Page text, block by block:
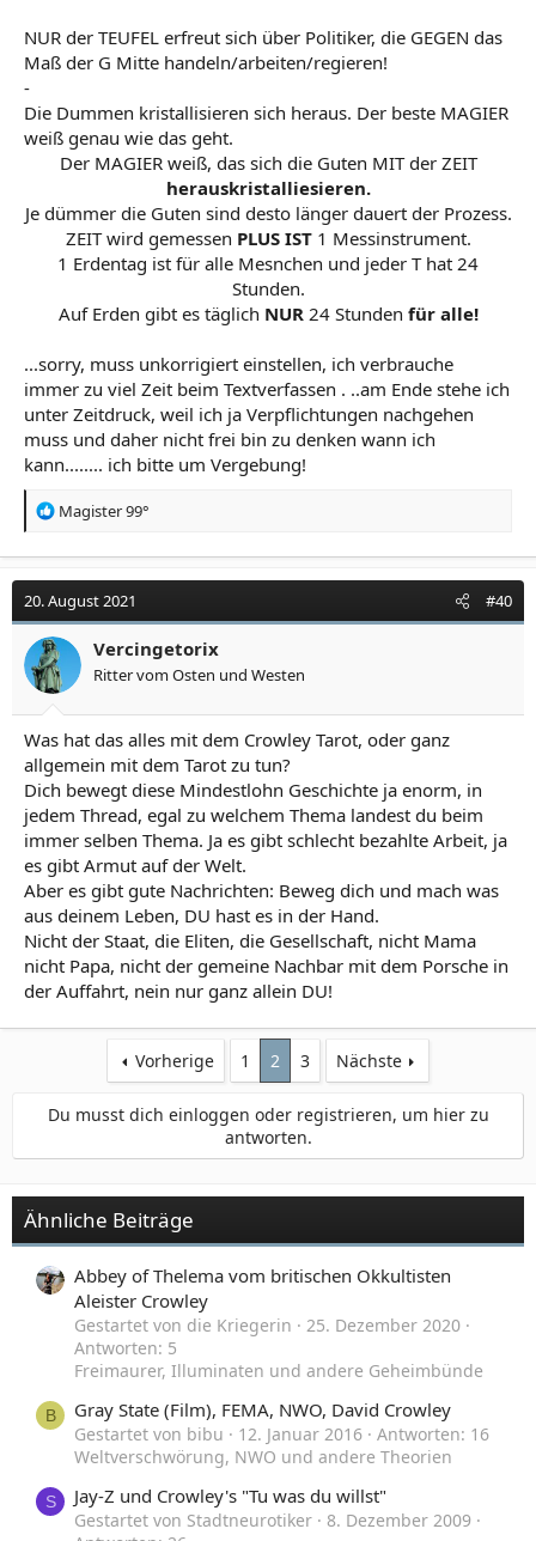
NUR der TEUFEL erfreut sich über Politiker, die GEGEN das
Maß der G Mitte handeln/arbeiten/regieren!
-
Die Dummen kristallisieren sich heraus. Der beste MAGIER
weiß genau wie das geht.
Der MAGIER weiß, das sich die Guten MIT der ZEIT
herauskristalliesieren.
Je dümmer die Guten sind desto länger dauert der Prozess.
ZEIT wird gemessen PLUS IST1 Messinstrument.
1 Erdentag ist für alle Mesnchen und jeder T hat 24
Stunden.
Auf Erden gibt es täglich NUR 24 Stunden für alle!
...sorry, muss unkorrigiert einstellen, ich verbrauche
immer zu viel Zeit beim Textverfassen . ..am Ende stehe ich
unter Zeitdruck, weil ich ja Verpflichtungen nachgehen
muss und daher nicht frei bin zu denken wann ich
kann........ ich bitte um Vergebung!
R
a
t
i
o
n
e
Magister 99°
20. August 2021 #40
Vercingetorix
Ritter vom Osten und Westen
Was hat das alles mit dem Crowley Tarot, oder ganz
allgemein mit dem Tarot zu tun?
Dich bewegt diese Mindestlohn Geschichte ja enorm, in
jedem Thread, egal zu welchem Thema landest du beim
immer selben Thema. Ja es gibt schlecht bezahlte Arbeit, ja
es gibt Armut auf der Welt.
Aber es gibt gute Nachrichten: Beweg dich und mach was
aus deinem Leben, DU hast es in der Hand.
Nicht der Staat, die Eliten, die Gesellschaft, nicht Mama
nicht Papa, nicht der gemeine Nachbar mit dem Porsche in
der Auffahrt, nein nur ganz allein DU!
Vorherige 1 2 3 Nächste
Du musst dich einloggen oder registrieren, um hier zu
antworten.
Ähnliche Beiträge
Abbey of Thelema vom britischen Okkultisten
Aleister Crowley
Gestartet von die Kriegerin
25. Dezember 2020
Antworten: 5
Freimaurer, Illuminaten und andere Geheimbünde
B Gray State (Film), FEMA, NWO, David Crowley
Gestartet von bibu 12. Januar 2016
Antworten: 16
Weltverschwörung, NWO und andere Theorien
S Jay-Z und Crowley's "Tu was du willst"
Gestartet von Stadtneurotiker
8. Dezember 2009